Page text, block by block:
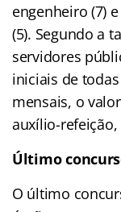
engenheiro (7)
(5). Segundo a
servidores
iniciais de
mensais, o
auxílio-refeição,
Último
O último